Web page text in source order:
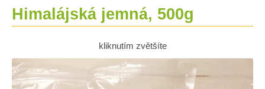
Himalájská jemná, 500g
kliknutím zvětšíte